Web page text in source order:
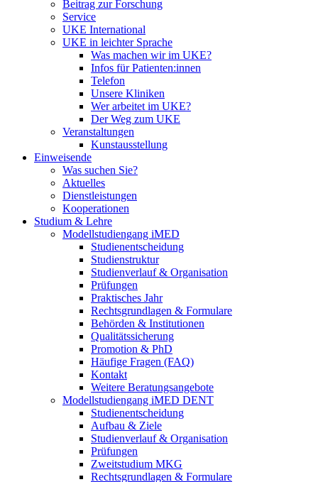
Beitrag zur Forschung
Service
UKE International
UKE in leichter Sprache
Was machen wir im UKE?
Infos für Patienten:innen
Telefon
Unsere Kliniken
Wer arbeitet im UKE?
Der Weg zum UKE
Veranstaltungen
Kunstausstellung
Einweisende
Was suchen Sie?
Aktuelles
Dienstleistungen
Kooperationen
Studium & Lehre
Modellstudiengang iMED
Studienentscheidung
Studienstruktur
Studienverlauf & Organisation
Prüfungen
Praktisches Jahr
Rechtsgrundlagen & Formulare
Behörden & Institutionen
Qualitätssicherung
Promotion & PhD
Häufige Fragen (FAQ)
Kontakt
Weitere Beratungsangebote
Modellstudiengang iMED DENT
Studienentscheidung
Aufbau & Ziele
Studienverlauf & Organisation
Prüfungen
Zweitstudium MKG
Rechtsgrundlagen & Formulare